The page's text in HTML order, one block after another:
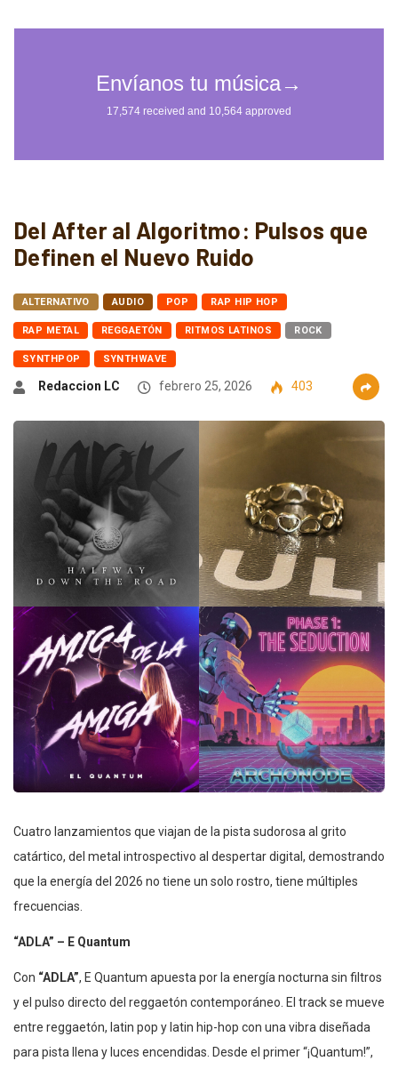
Del After al Algoritmo: Pulsos que
Definen el Nuevo Ruido
ALTERNATIVO AUDIO POP RAP HIP HOP
RAP METAL REGGAETÓN RITMOS LATINOS ROCK
SYNTHPOP SYNTHWAVE
Redaccion LC febrero 25, 2026 403
Cuatro lanzamientos que viajan de la pista sudorosa al grito
catártico, del metal introspectivo al despertar digital, demostrando
que la energía del 2026 no tiene un solo rostro, tiene múltiples
frecuencias.
“ADLA” – E Quantum
Con “ADLA”, E Quantum apuesta por la energía nocturna sin filtros
y el pulso directo del reggaetón contemporáneo. El track se mueve
entre reggaetón, latin pop y latin hip-hop con una vibra diseñada
para pista llena y luces encendidas. Desde el primer “¡Quantum!”,